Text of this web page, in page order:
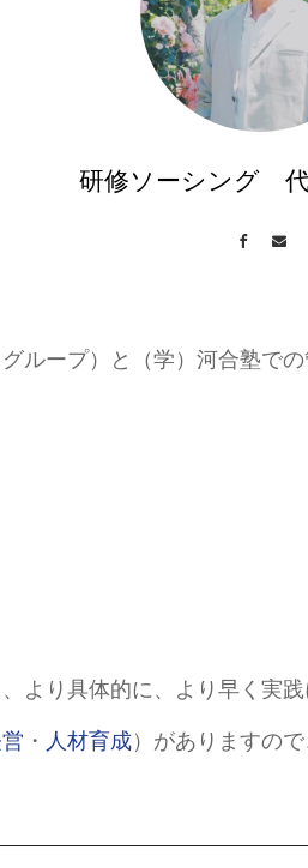
研修ソーシング
ループ）と（学）河合塾で
より具体的に、より早く実
・ 人材育成）がありますの